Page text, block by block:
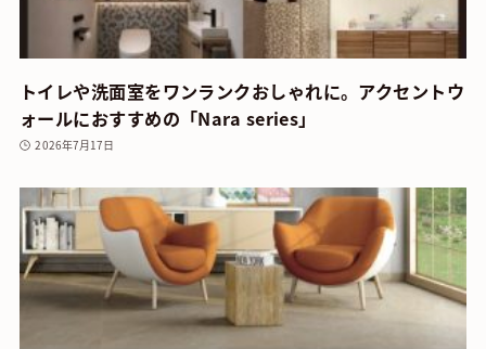
トイレや洗面室をワンランクおしゃれに。アクセントウ
ォールにおすすめの「Nara series」
2026年7月17日